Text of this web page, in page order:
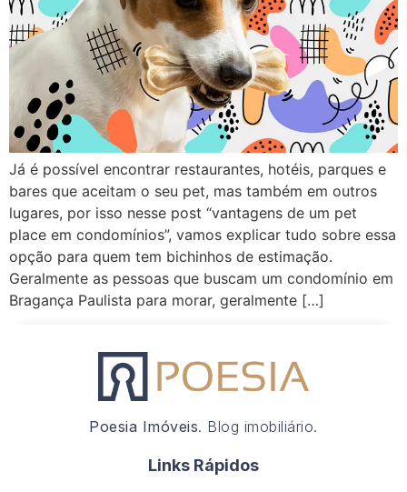
Já é possível encontrar restaurantes, hotéis, parques e
bares que aceitam o seu pet, mas também em outros
lugares, por isso nesse post “vantagens de um pet
place em condomínios”, vamos explicar tudo sobre essa
opção para quem tem bichinhos de estimação.
Geralmente as pessoas que buscam um condomínio em
Bragança Paulista para morar, geralmente […]
Poesia Imóveis. Blog imobiliário.
Links Rápidos